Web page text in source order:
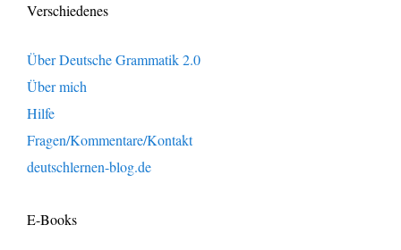
Verschiedenes
Über Deutsche Grammatik 2.0
Über mich
Hilfe
Fragen/Kommentare/Kontakt
deutschlernen-blog.de
E-Books